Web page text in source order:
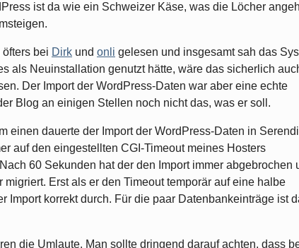
ist da wie ein Schweizer Käse, was die Löcher
bei Dirk und onli gelesen und insgesamt sah das
als Neuinstallation genutzt hätte, wäre das sicherlich
Der Import der WordPress-Daten war aber eine echte
Blog an einigen Stellen noch nicht das, was er soll.
einen dauerte der Import der WordPress-Daten in
auf den eingestellten CGI-Timeout meines Hosters
60 Sekunden hat der den Import immer abgebrochen
migriert. Erst als er den Timeout temporär auf eine halbe
Import korrekt durch. Für die paar Datenbankeinträge ist
die Umlaute. Man sollte dringend darauf achten, dass